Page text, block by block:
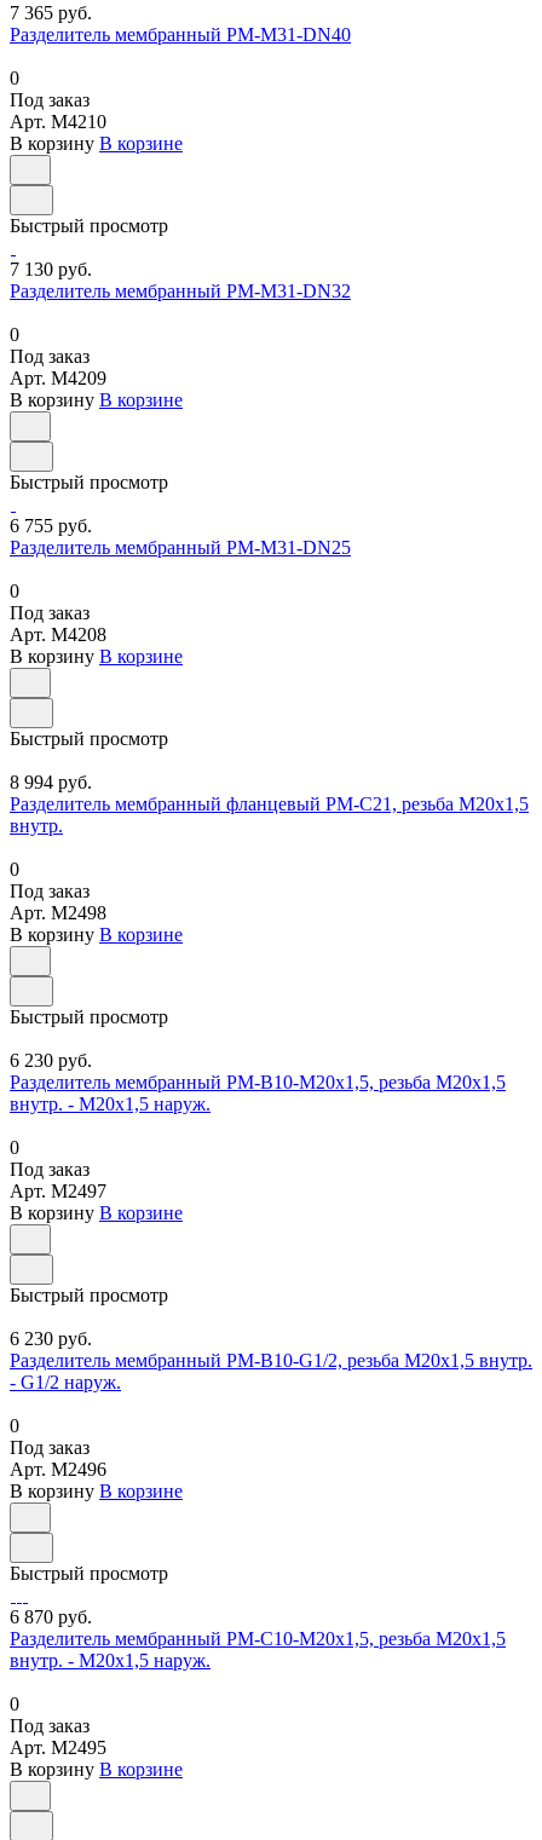
7 365 руб.
Разделитель мембранный РМ-М31-DN40
0
Под заказ
Арт. M4210
В корзину В корзине
Быстрый просмотр
7 130 руб.
Разделитель мембранный РМ-М31-DN32
0
Под заказ
Арт. M4209
В корзину В корзине
Быстрый просмотр
6 755 руб.
Разделитель мембранный РМ-М31-DN25
0
Под заказ
Арт. M4208
В корзину В корзине
Быстрый просмотр
8 994 руб.
Разделитель мембранный фланцевый РМ-С21, резьба М20х1,5
внутр.
0
Под заказ
Арт. M2498
В корзину В корзине
Быстрый просмотр
6 230 руб.
Разделитель мембранный РМ-В10-М20х1,5, резьба М20х1,5
внутр. - М20х1,5 наруж.
0
Под заказ
Арт. M2497
В корзину В корзине
Быстрый просмотр
6 230 руб.
Разделитель мембранный РМ-В10-G1/2, резьба М20х1,5 внутр.
- G1/2 наруж.
0
Под заказ
Арт. M2496
В корзину В корзине
Быстрый просмотр
6 870 руб.
Разделитель мембранный РМ-С10-М20х1,5, резьба М20х1,5
внутр. - М20х1,5 наруж.
0
Под заказ
Арт. M2495
В корзину В корзине